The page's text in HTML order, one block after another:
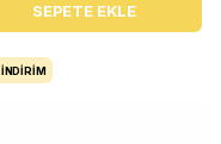
SEPETE EKLE
İNDIRIM